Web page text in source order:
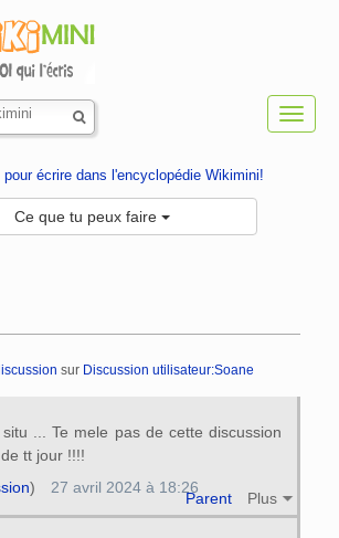
Ce que tu peux faire
sur Discussion utilisateur:Soane
... Te mele pas de cette discussion
tt jour !!!!
Parent Plus
) 27 avril 2024 à 18:26